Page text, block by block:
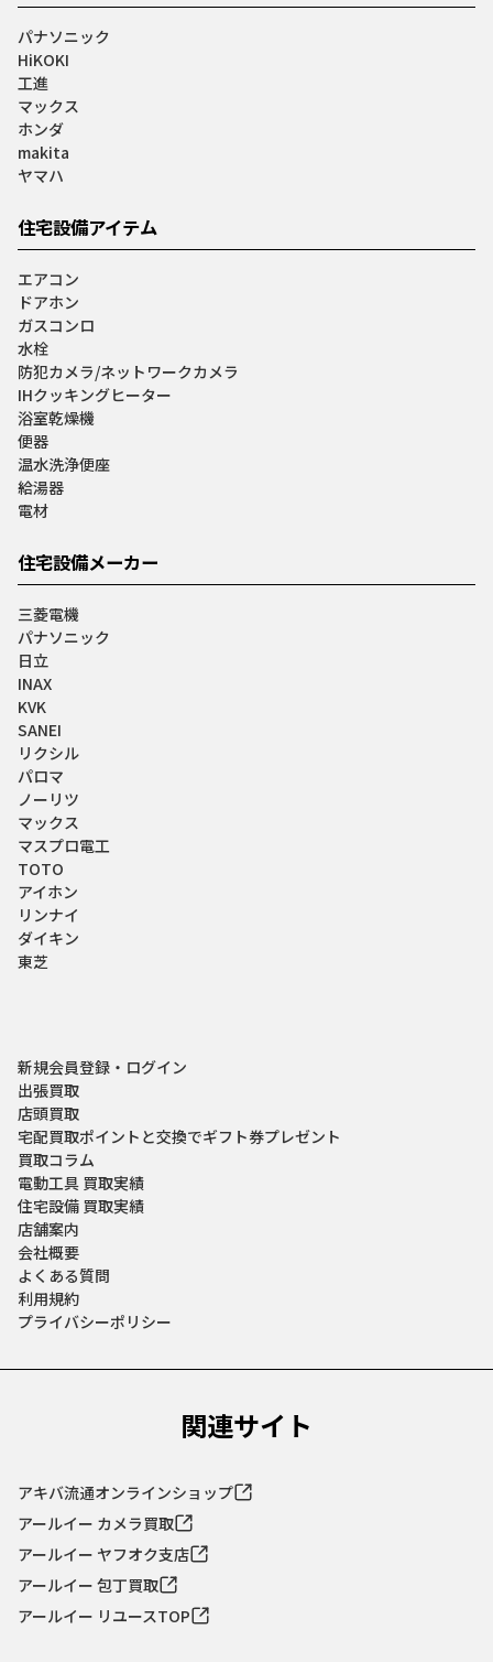
パナソニック
HiKOKI
工進
マックス
ホンダ
makita
ヤマハ
住宅設備アイテム
エアコン
ドアホン
ガスコンロ
水栓
防犯カメラ/ネットワークカメラ
IHクッキングヒーター
浴室乾燥機
便器
温水洗浄便座
給湯器
電材
住宅設備メーカー
三菱電機
パナソニック
日立
INAX
KVK
SANEI
リクシル
パロマ
ノーリツ
マックス
マスプロ電工
TOTO
アイホン
リンナイ
ダイキン
東芝
新規会員登録・ログイン
出張買取
店頭買取
宅配買取ポイントと交換でギフト券プレゼント
買取コラム
電動工具 買取実績
住宅設備 買取実績
店舗案内
会社概要
よくある質問
利用規約
プライバシーポリシー
関連サイト
アキバ流通オンラインショップ
アールイー カメラ買取
アールイー ヤフオク支店
アールイー 包丁買取
アールイー リユースTOP